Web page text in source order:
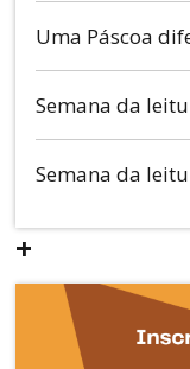
Uma Páscoa
Semana da
Semana da
+